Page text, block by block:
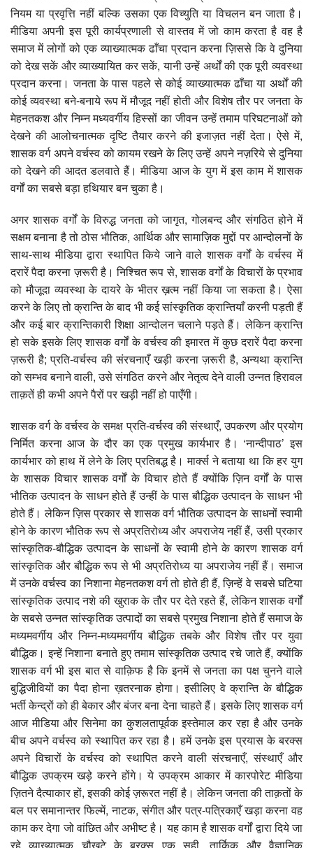
नियम या प्रवृत्ति नहीं बल्कि उसका एक विच्युति या विचलन बन जाता है।
मीडिया अपनी इस पूरी कार्यप्रणाली से वास्तव में जो काम करता है वह है
समाज में लोगों को एक व्याख्यात्मक ढाँचा प्रदान करना ज़िससे कि वे दुनिया
को देख सकें और व्याख्यायित कर सकें, यानी उन्हें अर्थों की एक पूरी व्यवस्था
प्रदान करना। जनता के पास पहले से कोई व्याख्यात्मक ढाँचा या अर्थों की
कोई व्यवस्था बने-बनाये रूप में मौजूद नहीं होती और विशेष तौर पर जनता के
मेहनतकश और निम्न मध्यवर्गीय हिस्सों का जीवन उन्हें तमाम परिघटनाओं को
देखने की आलोचनात्मक दृष्टि तैयार करने की इजाज़त नहीं देता। ऐसे में,
शासक वर्ग अपने वर्चस्व को कायम रखने के लिए उन्हें अपने नज़रिये से दुनिया
को देखने की आदत डलवाते हैं। मीडिया आज के युग में इस काम में शासक
वर्गों का सबसे बड़ा हथियार बन चुका है।
अगर शासक वर्गों के विरुद्ध जनता को जागृत, गोलबन्द और संगठित होने में
सक्षम बनाना है तो ठोस भौतिक, आर्थिक और सामाज़िक मुद्दों पर आन्दोलनों के
साथ-साथ मीडिया द्वारा स्थापित किये जाने वाले शासक वर्गों के वर्चस्व में
दरारें पैदा करना ज़रूरी है। निश्चित रूप से, शासक वर्गों के विचारों के प्रभाव
को मौजूदा व्यवस्था के दायरे के भीतर ख़त्म नहीं किया जा सकता है। ऐसा
करने के लिए तो क्रान्ति के बाद भी कई सांस्कृतिक क्रान्तियाँ करनी पड़ती हैं
और कई बार क्रान्तिकारी शिक्षा आन्दोलन चलाने पड़ते हैं। लेकिन क्रान्ति
हो सके इसके लिए शासक वर्गों के वर्चस्व की इमारत में कुछ दरारें पैदा करना
ज़रूरी है; प्रति-वर्चस्व की संरचनाएँ खड़ी करना ज़रूरी है, अन्यथा क्रान्ति
को सम्भव बनाने वाली, उसे संगठित करने और नेतृत्व देने वाली उन्नत हिरावल
ताक़तें ही कभी अपने पैरों पर खड़ी नहीं हो पाएँगी।
शासक वर्ग के वर्चस्व के समक्ष प्रति-वर्चस्व की संस्थाएँ, उपकरण और प्रयोग
निर्मित करना आज के दौर का एक प्रमुख कार्यभार है। ‘नान्दीपाठ’ इस
कार्यभार को हाथ में लेने के लिए प्रतिबद्ध है। मार्क्स ने बताया था कि हर युग
के शासक विचार शासक वर्गों के विचार होते हैं क्योंकि ज़िन वर्गों के पास
भौतिक उत्पादन के साधन होते हैं उन्हीं के पास बौद्धिक उत्पादन के साधन भी
होते हैं। लेकिन ज़िस प्रकार से शासक वर्ग भौतिक उत्पादन के साधनों स्वामी
होने के कारण भौतिक रूप से अप्रतिरोध्य और अपराजेय नहीं हैं, उसी प्रकार
सांस्कृतिक-बौद्धिक उत्पादन के साधनों के स्वामी होने के कारण शासक वर्ग
सांस्कृतिक और बौद्धिक रूप से भी अप्रतिरोध्य या अपराजेय नहीं हैं। समाज
में उनके वर्चस्व का निशाना मेहनतकश वर्ग तो होते ही हैं, ज़िन्हें वे सबसे घटिया
सांस्कृतिक उत्पाद नशे की खुराक के तौर पर देते रहते हैं, लेकिन शासक वर्गों
के सबसे उन्नत सांस्कृतिक उत्पादों का सबसे प्रमुख निशाना होते हैं समाज के
मध्यमवर्गीय और निम्न-मध्यमवर्गीय बौद्धिक तबके और विशेष तौर पर युवा
बौद्धिक। इन्हें निशाना बनाते हुए तमाम सांस्कृतिक उत्पाद रचे जाते हैं, क्योंकि
शासक वर्ग भी इस बात से वाक़िफ है कि इनमें से जनता का पक्ष चुनने वाले
बुद्धिजीवियों का पैदा होना ख़तरनाक होगा। इसीलिए वे क्रान्ति के बौद्धिक
भर्ती केन्द्रों को ही बेकार और बंजर बना देना चाहते हैं। इसके लिए शासक वर्ग
आज मीडिया और सिनेमा का कुशलतापूर्वक इस्तेमाल कर रहा है और उनके
बीच अपने वर्चस्व को स्थापित कर रहा है। हमें उनके इस प्रयास के बरक्स
अपने विचारों के वर्चस्व को स्थापित करने वाली संरचनाएँ, संस्थाएँ और
बौद्धिक उपक्रम खड़े करने होंगे। ये उपक्रम आकार में कारपोरेट मीडिया
ज़ितने दैत्याकार हों, इसकी कोई ज़रूरत नहीं है। लेकिन जनता की ताक़तों के
बल पर समानान्तर फिल्में, नाटक, संगीत और पत्र-पत्रिकाएँ खड़ा करना वह
काम कर देगा जो वांछित और अभीष्ट है। यह काम है शासक वर्गों द्वारा दिये जा
रहे व्याख्यात्मक चौखटे के बरक्स एक सही, तार्किक और वैज्ञानिक